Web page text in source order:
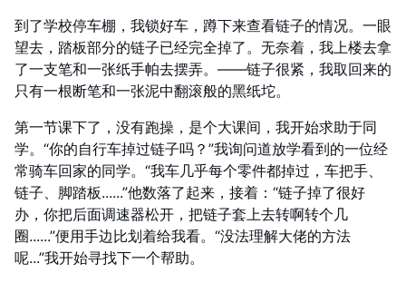
到了学校停车棚，我锁好车，蹲下来查看链子的情况。一眼
望去，踏板部分的链子已经完全掉了。无奈着，我上楼去拿
了一支笔和一张纸手帕去摆弄。——链子很紧，我取回来的
只有一根断笔和一张泥中翻滚般的黑纸坨。
第一节课下了，没有跑操，是个大课间，我开始求助于同
学。“你的自行车掉过链子吗？”我询问道放学看到的一位经
常骑车回家的同学。“我车几乎每个零件都掉过，车把手、
链子、脚踏板......”他数落了起来，接着：“链子掉了很好
办，你把后面调速器松开，把链子套上去转啊转个几
圈......”便用手边比划着给我看。“没法理解大佬的方法
呢...”我开始寻找下一个帮助。